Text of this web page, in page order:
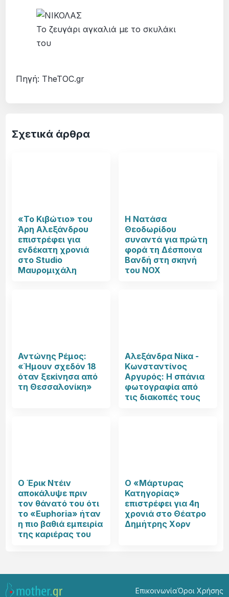
Το ζευγάρι αγκαλιά με το σκυλάκι
του
Πηγή: TheTOC.gr
Σχετικά άρθρα
«Το Κιβώτιο» του
Άρη Αλεξάνδρου
επιστρέφει για
ενδέκατη χρονιά
στο Studio
Μαυρομιχάλη
Η Νατάσα
Θεοδωρίδου
συναντά για πρώτη
φορά τη Δέσποινα
Βανδή στη σκηνή
του NOX
Αντώνης Ρέμος:
«Ήμουν σχεδόν 18
όταν ξεκίνησα από
τη Θεσσαλονίκη»
Αλεξάνδρα Νίκα -
Κωνσταντίνος
Αργυρός: Η σπάνια
φωτογραφία από
τις διακοπές τους
Ο Έρικ Ντέιν
αποκάλυψε πριν
τον θάνατό του ότι
το «Euphoria» ήταν
η πιο βαθιά εμπειρία
της καριέρας του
Ο «Μάρτυρας
Κατηγορίας»
επιστρέφει για 4η
χρονιά στο Θέατρο
Δημήτρης Χορν
ΕπικοινωνίαΌροι Χρήσης